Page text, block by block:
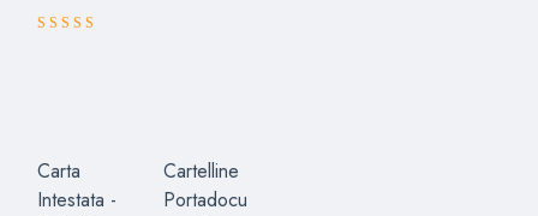
Carta
Intestata -
Cartelline
Portadocu